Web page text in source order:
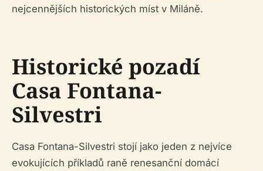
nejcennějších historických míst v Miláně.
Historické pozadí
Casa Fontana-
Silvestri
Casa Fontana-Silvestri stojí jako jeden z nejvíce
evokujících příkladů raně renesanční domácí